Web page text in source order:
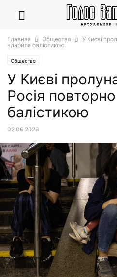
Главная Общество
У Києві
вдарила балістикою
Общество
У Києві
Росія
балістикою
02.06.2026